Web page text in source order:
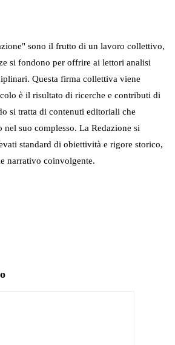
sono il frutto di un lavoro collettivo,
si fondono per offrire ai lettori analisi
Questa firma collettiva viene
è il risultato di ricerche e contributi di
si tratta di contenuti editoriali che
suo complesso. La Redazione si
standard di obiettività e rigore storico,
narrativo coinvolgente.